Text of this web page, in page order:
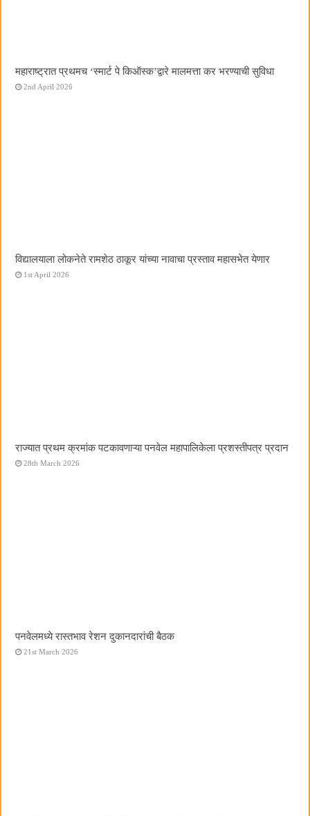
महाराष्ट्रात प्रथमच ‌‘स्मार्ट पे किऑस्क‌’द्वारे मालमत्ता कर भरण्याची सुविधा
2nd April 2026
विद्यालयाला लोकनेते रामशेठ ठाकूर यांच्या नावाचा प्रस्ताव महासभेत येणार
1st April 2026
राज्यात प्रथम क्रमांक पटकावणाऱ्या पनवेल महापालिकेला प्रशस्तीपत्र प्रदान
28th March 2026
पनवेलमध्ये रास्तभाव रेशन दुकानदारांची बैठक
21st March 2026